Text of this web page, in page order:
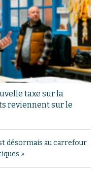
taxe sur la
reviennent sur le
désormais au carrefour
»